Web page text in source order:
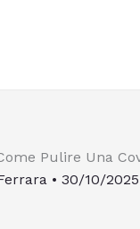
Pulire Una
• 30/10/2025